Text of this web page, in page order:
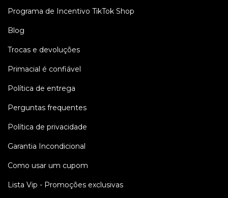
Programa de Incentivo TikTok Shop
Blog
Trocas e devoluções
Primacial é confiável
Política de entrega
Perguntas frequentes
Política de privacidade
Garantia Incondicional
Como usar um cupom
Lista Vip - Promoções exclusivas